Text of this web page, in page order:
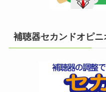
補聴器セカンドオピ